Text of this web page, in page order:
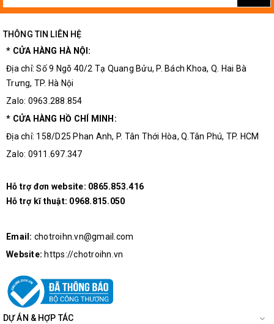
THÔNG TIN LIÊN HỆ
* CỬA HÀNG HÀ NỘI:
Địa chỉ: Số 9 Ngõ 40/2 Tạ Quang Bửu, P. Bách Khoa, Q. Hai Bà
Trưng, TP. Hà Nội
Zalo: 0963.288.854
* CỬA HÀNG HỒ CHÍ MINH:
Địa chỉ: 158/D25 Phan Anh, P. Tân Thới Hòa, Q.Tân Phú, TP. HCM
Zalo: 0911.697.347
Hỗ trợ đơn website: 0865.853.416
Hỗ trợ kĩ thuật: 0968.815.050
Email: chotroihn.vn@gmail.com
Website: https://chotroihn.vn
DỰ ÁN & HỢP TÁC